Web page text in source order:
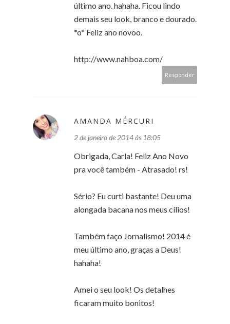
último ano. hahaha. Ficou lindo
demais seu look, branco e dourado.
*o* Feliz ano novoo.
http://www.nahboa.com/
Responder
AMANDA MÉRCURI
2 de janeiro de 2014 às 18:05
Obrigada, Carla! Feliz Ano Novo
pra você também - Atrasado! rs!
Sério? Eu curti bastante! Deu uma
alongada bacana nos meus cílios!
Também faço Jornalismo! 2014 é
meu último ano, graças a Deus!
hahaha!
Amei o seu look! Os detalhes
ficaram muito bonitos!